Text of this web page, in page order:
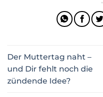
Der Muttertag naht –
und Dir fehlt noch die
zündende Idee?